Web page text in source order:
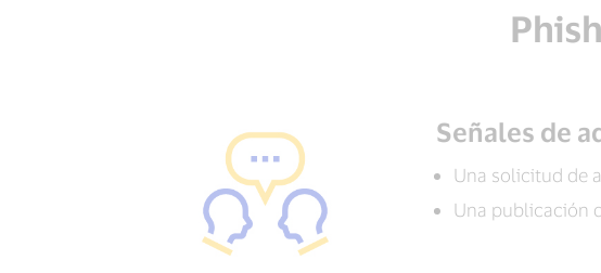
Señales de
Una solicitud de
Una publicación